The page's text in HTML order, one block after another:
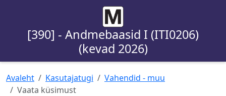
[390] - Andmebaasid I (ITI0206)
(kevad 2026)
Avaleht Kasutajatugi
Vahendid - muu
Vaata küsimust